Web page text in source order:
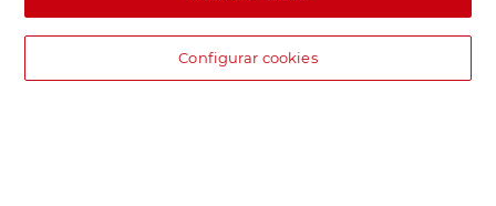
Configurar cookies